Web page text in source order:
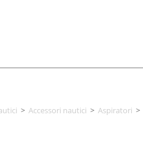
> Accessori nautici > Aspiratori >